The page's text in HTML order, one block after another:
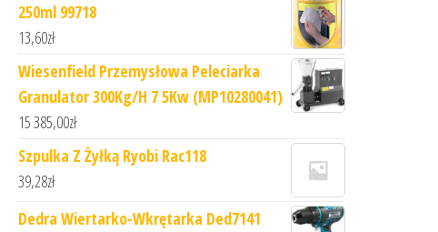
250ml 99718
13,60zł
Wiesenfield Przemysłowa Peleciarka
Granulator 300Kg/H 7 5Kw (MP10280041)
15 385,00zł
Szpulka Z Żyłką Ryobi Rac118
39,28zł
Dedra Wiertarko-Wkrętarka Ded7141